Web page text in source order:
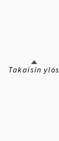
Takaisin ylös